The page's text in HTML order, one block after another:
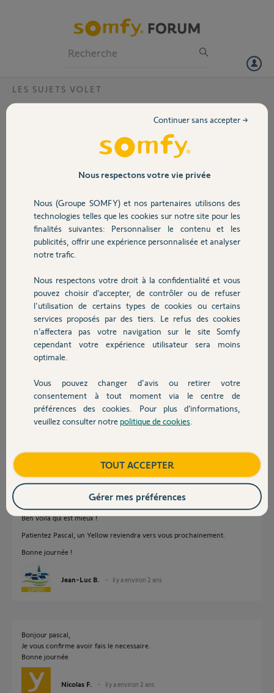
Volet
Sécurité
Domotique
Chauffage
Autres produits
Devis avec un pro
Contact
LES SUJETS VOLET
Participer au fil de discussion
Réponses
Et bien merci également d'avoir pris le temps de venir nous rendre visite
Bonne journée !
Jean-Luc B.
Bonjour ma box 2102-4710-4784 ne se connecte pas car déjà relier à un
compte . Cette box m a été donné par un amis qui l a enlevé de son
il y a environ 2 ans
Ben voilà qui est mieux !
Patientez Pascal, un Yellow reviendra vers vous prochainement.
Bonne journée !
Jean-Luc B. il y a environ 2 ans
Bonjour pascal,
Je vous confirme avoir fais le necessaire.
Bonne journée
Nicolas F. il y a environ 2 ans
Nous respectons votre vie privée
Nous (Groupe SOMFY) et nos partenaires utilisons des
technologies telles que les cookies sur notre site pour les
finalités suivantes: Personnaliser le contenu et les
publicités, offrir une expérience personnalisée et analyser
notre trafic.
Nous respectons votre droit à la confidentialité et vous
pouvez choisir d’accepter, de contrôler ou de refuser
l'utilisation de certains types de cookies ou certains
services proposés par des tiers. Le refus des cookies
n’affectera pas votre navigation sur le site Somfy
cependant votre expérience utilisateur sera moins
optimale.
Vous pouvez changer d'avis ou retirer votre
consentement à tout moment via le centre de
préférences des cookies. Pour plus d’informations,
veuillez consulter notre politique de cookies
Continuer sans accepter →
TOUT ACCEPTER
Gérer mes préférences